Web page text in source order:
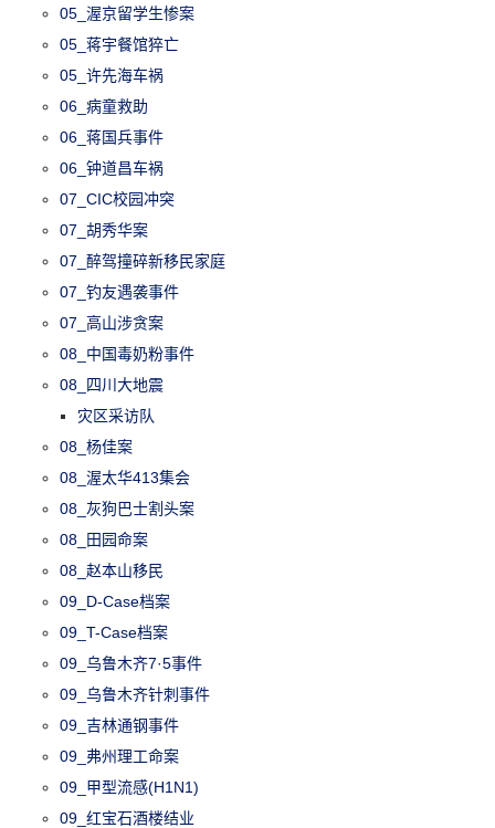
05_渥京留学生惨案
05_蒋宇餐馆猝亡
05_许先海车祸
06_病童救助
06_蒋国兵事件
06_钟道昌车祸
07_CIC校园冲突
07_胡秀华案
07_醉驾撞碎新移民家庭
07_钓友遇袭事件
07_高山涉贪案
08_中国毒奶粉事件
08_四川大地震
灾区采访队
08_杨佳案
08_渥太华413集会
08_灰狗巴士割头案
08_田园命案
08_赵本山移民
09_D-Case档案
09_T-Case档案
09_乌鲁木齐7·5事件
09_乌鲁木齐针刺事件
09_吉林通钢事件
09_弗州理工命案
09_甲型流感(H1N1)
09_红宝石酒楼结业